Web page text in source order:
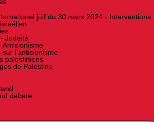
juif du 30 mars 2024 - Interventions
Judéité
Antisionisme
sur l’antisionisme
palestiniens
de Palestine
debate